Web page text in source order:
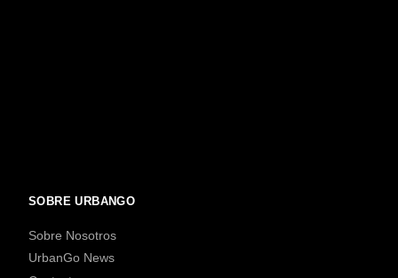
SOBRE URBANGO
Sobre Nosotros
UrbanGo News